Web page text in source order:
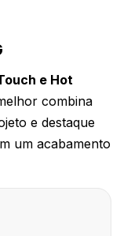
e Hot
combina
e destaque
um acabamento